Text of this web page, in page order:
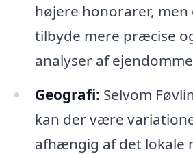
højere honorarer, men
tilbyde mere præcise
analyser af
Geografi: Selvom
kan der være
afhængig af det lokale